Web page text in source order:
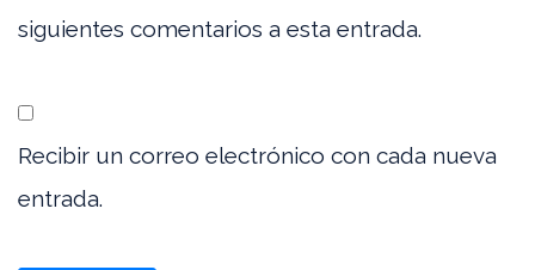
siguientes comentarios a esta entrada.
Recibir un correo electrónico con cada nueva
entrada.